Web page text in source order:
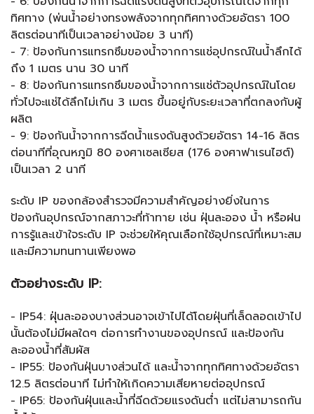
ทิศทาง (พ่นน้ำอย่างทรงพลังจากทุกทิศทางด้วยอัตรา 100
ลิตรต่อนาทีเป็นเวลาอย่างน้อย 3 นาที)
- 7: ป้องกันการแทรกซึมของน้ำจากการแช่อุปกรณ์ในน้ำลึกได้
ถึง 1 เมตร นาน 30 นาที
- 8: ป้องกันการแทรกซึมของน้ำจากการแช่ตัวอุปกรณ์ในโดย
ทั่วไปจะแช่ได้ลึกไม่เกิน 3 เมตร ขึ้นอยู่กับระยะเวลาที่ตกลงกับผู้
ผลิต
- 9: ป้องกันน้ำจากการฉีดน้ำแรงดันสูงด้วยอัตรา 14-16 ลิตร
ต่อนาทีที่อุณหภูมิ 80 องศาเซลเซียส (176 องศาฟาเรนไฮต์)
เป็นเวลา 2 นาที
ระดับ IP ของกล้องสำรวจมีความสำคัญอย่างยิ่งในการ
ป้องกันอุปกรณ์จากสภาวะที่ท้าทาย เช่น ฝุ่นละออง น้ำ หรือฝน
การรู้และเข้าใจระดับ IP จะช่วยให้คุณเลือกใช้อุปกรณ์ที่เหมาะสม
และมีความทนทานเพียงพอ
ตัวอย่างระดับ IP:
- IP54: ฝุ่นละอองบางส่วนอาจเข้าไปได้โดยฝุ่นที่เล็ดลอดเข้าไป
นั้นต้องไม่มีผลใดๆ ต่อการทำงานของอุปกรณ์ และป้องกัน
ละอองน้ำที่สัมผัส
- IP55: ป้องกันฝุ่นบางส่วนได้ และน้ำจากทุกทิศทางด้วยอัตรา
12.5 ลิตรต่อนาที ไม่ทำให้เกิดความเสียหายต่ออุปกรณ์
- IP65: ป้องกันฝุ่นและน้ำที่ฉีดด้วยแรงดันต่ำ แต่ไม่สามารถกัน